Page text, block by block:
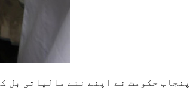
پنجاب حکومت نے اپنے نئے مالیاتی بل